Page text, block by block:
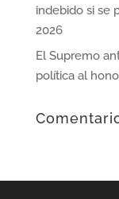
indebido si se
2026
El Supremo
política al